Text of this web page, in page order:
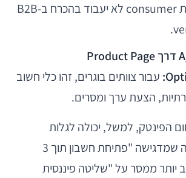
באפליקציית consumer לא יעבוד בהכרח ב-B2B
בדיקות A/B דרך Product Page
עבור צוותים בוגרים, זהו כלי חשוב
הצעת ערך ומסרים.
הפינטק, למשל, יכולה לגלות
ששקופית ראשונה שמדגישה "פתיחת חשבון תוך 3
יותר ממסר על "שליטה פיננסית